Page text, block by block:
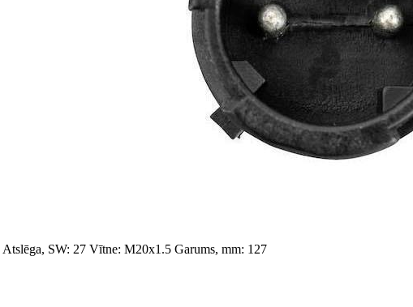
Atslēga, SW: 27 Vītne: M20x1.5 Garums, mm: 127